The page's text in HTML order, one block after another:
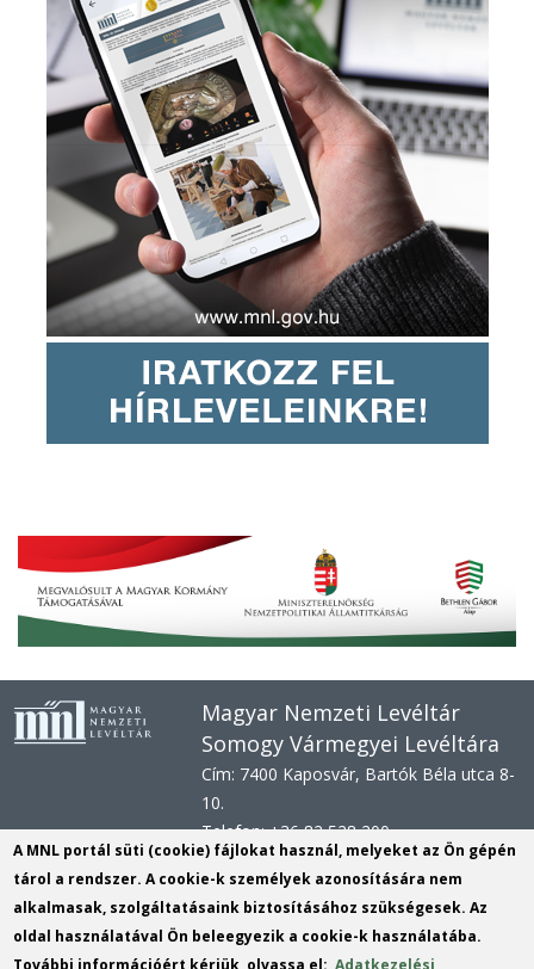
Magyar Nemzeti Levéltár
Somogy Vármegyei Levéltára
Cím: 7400 Kaposvár, Bartók Béla utca 8-
10.
Telefon: +36 82 528 200
E-mail: svl@mnl.gov.hu
Honlap: www.mnl.gov.hu/sml
Hivatali kapu azonosító: MNLSML
KRID:161313779
A MNL portál süti (cookie) fájlokat használ, melyeket az Ön gépén
tárol a rendszer. A cookie-k személyek azonosítására nem
alkalmasak, szolgáltatásaink biztosításához szükségesek. Az
oldal használatával Ön beleegyezik a cookie-k használatába.
További információért kérjük, olvassa el:Adatkezelési